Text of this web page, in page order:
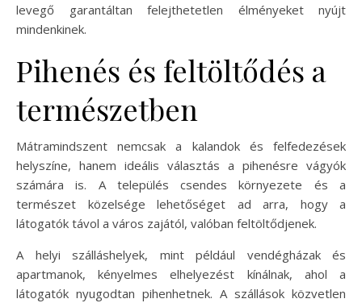
levegő garantáltan felejthetetlen élményeket nyújt
mindenkinek.
Pihenés és feltöltődés a
természetben
Mátramindszent nemcsak a kalandok és felfedezések
helyszíne, hanem ideális választás a pihenésre vágyók
számára is. A település csendes környezete és a
természet közelsége lehetőséget ad arra, hogy a
látogatók távol a város zajától, valóban feltöltődjenek.
A helyi szálláshelyek, mint például vendégházak és
apartmanok, kényelmes elhelyezést kínálnak, ahol a
látogatók nyugodtan pihenhetnek. A szállások közvetlen